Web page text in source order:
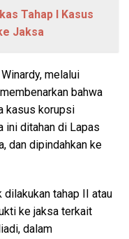
Tahap I Kasus
Jaksa
melalui
bahwa
kasus korupsi
ini ditahan di Lapas
dan dipindahkan ke
dilakukan tahap II atau
ke jaksa terkait
dalam